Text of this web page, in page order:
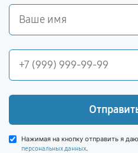
Нажимая на кнопку отправить я
персональных данных.